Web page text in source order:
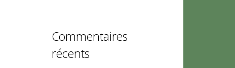
Commentaires
récents